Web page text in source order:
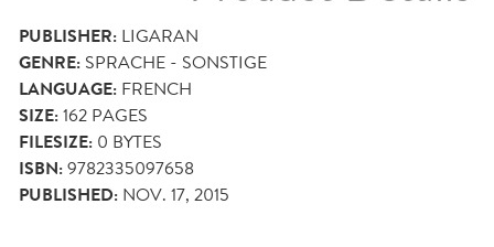
PUBLISHER: LIGARAN
GENRE: SPRACHE - SONSTIGE
LANGUAGE: FRENCH
SIZE:162 PAGES
FILESIZE: 0 BYTES
ISBN:9782335097658
PUBLISHED: NOV. 17, 2015